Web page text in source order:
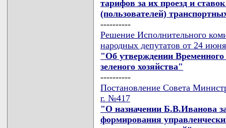
тарифов за их проезд и
(пользователей)
----------
Решение Исполнительного
народных депутатов от 24
"Об утверждении Временного
зеленого хозяйства"
----------
Постановление Совета
г. №417
"О назначении Б.В.Иванова
формирования